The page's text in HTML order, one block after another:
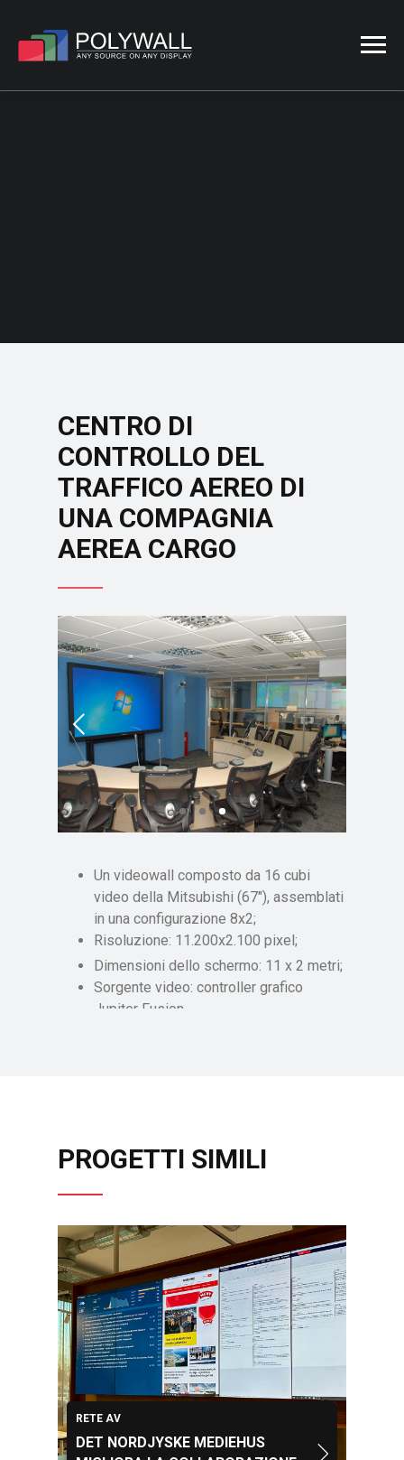
CENTRO DI
CONTROLLO DEL
TRAFFICO AEREO DI
UNA COMPAGNIA
AEREA CARGO
Un videowall composto da 16 cubi
video della Mitsubishi (67"), assemblati
in una configurazione 8x2;
Risoluzione: 11.200x2.100 pixel;
Dimensioni dello schermo: 11 x 2 metri;
Sorgente video: controller grafico
Jupiter Fusion.
PROGETTI SIMILI
RETE AV
DET NORDJYSKE MEDIEHUS